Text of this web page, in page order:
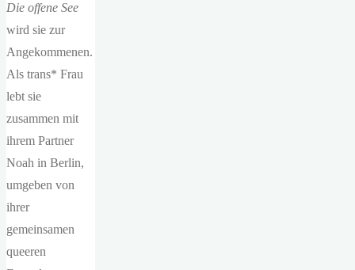
Die offene See
wird sie zur
Angekommenen.
Als trans* Frau
lebt sie
zusammen mit
ihrem Partner
Noah in Berlin,
umgeben von
ihrer
gemeinsamen
queeren